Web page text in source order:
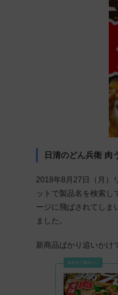
日清のどん兵衛 肉
2018年8月27日（月）
ットで製品名を検索し
ージに飛ばされてしま
ました。
新商品ばかり追いかけ